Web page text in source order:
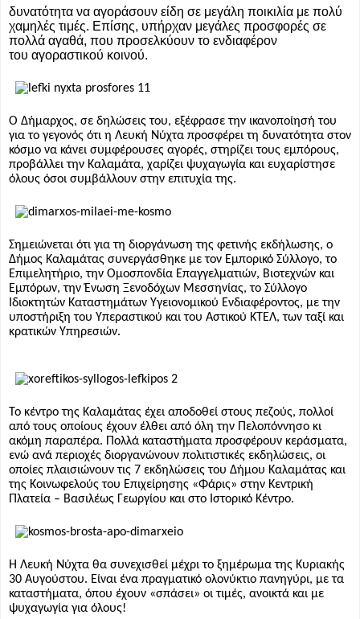
δυνατότητα να αγοράσουν είδη σε μεγάλη ποικιλία με πολύ
χαμηλές τιμές. Επίσης, υπήρχαν μεγάλες προσφορές σε
πολλά αγαθά, που προσελκύουν το ενδιαφέρον
του αγοραστικού κοινού.
Ο Δήμαρχος, σε δηλώσεις του, εξέφρασε την ικανοποίησή του
για το γεγονός ότι η Λευκή Νύχτα προσφέρει τη δυνατότητα στον
κόσμο να κάνει συμφέρουσες αγορές, στηρίζει τους εμπόρους,
προβάλλει την Καλαμάτα, χαρίζει ψυχαγωγία και ευχαρίστησε
όλους όσοι συμβάλλουν στην επιτυχία της.
Σημειώνεται ότι για τη διοργάνωση της φετινής εκδήλωσης, ο
Δήμος Καλαμάτας συνεργάσθηκε με τον Εμπορικό Σύλλογο, το
Επιμελητήριο, την Ομοσπονδία Επαγγελματιών, Βιοτεχνών και
Εμπόρων, την Ένωση Ξενοδόχων Μεσσηνίας, το Σύλλογο
Ιδιοκτητών Καταστημάτων Υγειονομικού Ενδιαφέροντος, με την
υποστήριξη του Υπεραστικού και του Αστικού ΚΤΕΛ, των ταξί και
κρατικών Υπηρεσιών.
Το κέντρο της Καλαμάτας έχει αποδοθεί στους πεζούς, πολλοί
από τους οποίους έχουν έλθει από όλη την Πελοπόννησο κι
ακόμη παραπέρα. Πολλά καταστήματα προσφέρουν κεράσματα,
ενώ ανά περιοχές διοργανώνουν πολιτιστικές εκδηλώσεις, οι
οποίες πλαισιώνουν τις 7 εκδηλώσεις του Δήμου Καλαμάτας και
της Κοινωφελούς του Επιχείρησης «Φάρις» στην Κεντρική
Πλατεία – Βασιλέως Γεωργίου και στο Ιστορικό Κέντρο.
Η Λευκή Νύχτα θα συνεχισθεί μέχρι το ξημέρωμα της Κυριακής
30 Αυγούστου. Είναι ένα πραγματικό ολονύκτιο πανηγύρι, με τα
καταστήματα, όπου έχουν «σπάσει» οι τιμές, ανοικτά και με
ψυχαγωγία για όλους!